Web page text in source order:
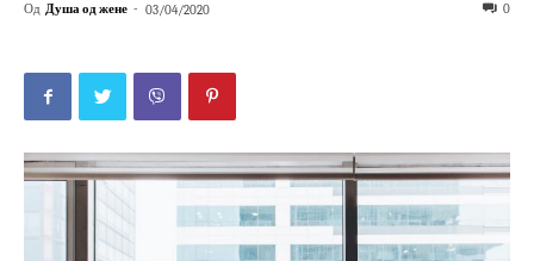
Од Душа од жене - 03/04/2020 0